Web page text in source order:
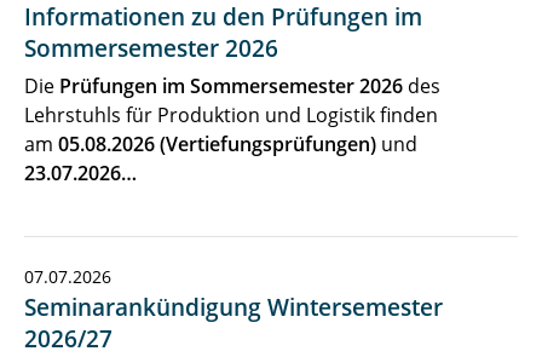
Informationen zu den Prüfungen im
Sommersemester 2026
Die Prüfungen im Sommersemester 2026 des
Lehrstuhls für Produktion und Logistik finden
am 05.08.2026 (Vertiefungsprüfungen) und
23.07.2026…
07.07.2026
Seminarankündigung Wintersemester
2026/27